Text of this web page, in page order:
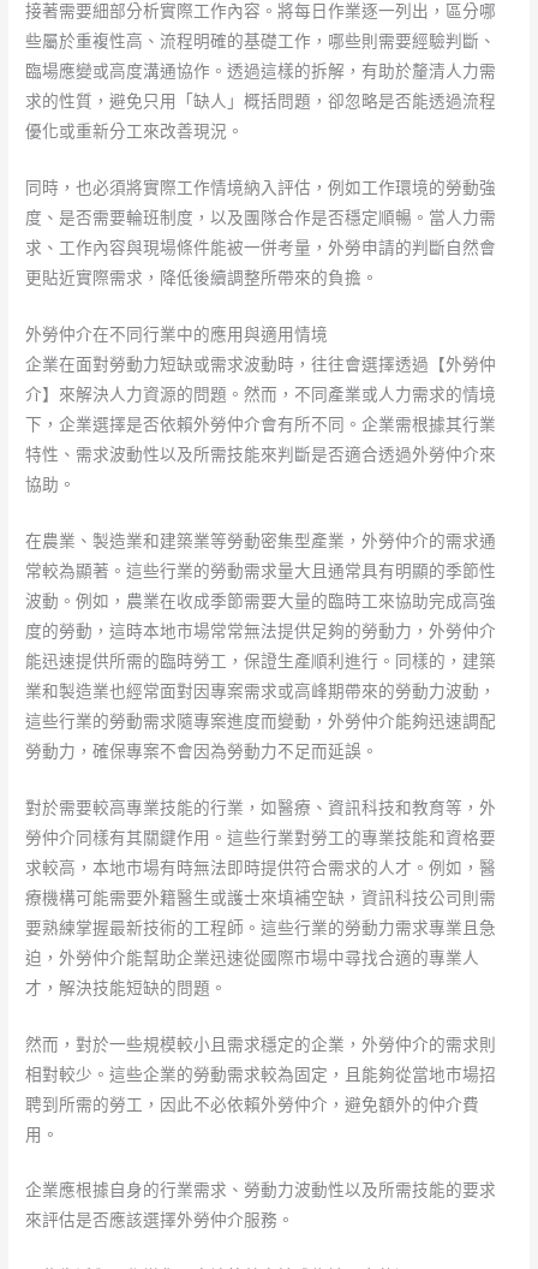
接著需要細部分析實際工作內容。將每日作業逐一列出，區分哪
些屬於重複性高、流程明確的基礎工作，哪些則需要經驗判斷、
臨場應變或高度溝通協作。透過這樣的拆解，有助於釐清人力需
求的性質，避免只用「缺人」概括問題，卻忽略是否能透過流程
優化或重新分工來改善現況。
同時，也必須將實際工作情境納入評估，例如工作環境的勞動強
度、是否需要輪班制度，以及團隊合作是否穩定順暢。當人力需
求、工作內容與現場條件能被一併考量，外勞申請的判斷自然會
更貼近實際需求，降低後續調整所帶來的負擔。
外勞仲介在不同行業中的應用與適用情境
企業在面對勞動力短缺或需求波動時，往往會選擇透過【外勞仲
介】來解決人力資源的問題。然而，不同產業或人力需求的情境
下，企業選擇是否依賴外勞仲介會有所不同。企業需根據其行業
特性、需求波動性以及所需技能來判斷是否適合透過外勞仲介來
協助。
在農業、製造業和建築業等勞動密集型產業，外勞仲介的需求通
常較為顯著。這些行業的勞動需求量大且通常具有明顯的季節性
波動。例如，農業在收成季節需要大量的臨時工來協助完成高強
度的勞動，這時本地市場常常無法提供足夠的勞動力，外勞仲介
能迅速提供所需的臨時勞工，保證生產順利進行。同樣的，建築
業和製造業也經常面對因專案需求或高峰期帶來的勞動力波動，
這些行業的勞動需求隨專案進度而變動，外勞仲介能夠迅速調配
勞動力，確保專案不會因為勞動力不足而延誤。
對於需要較高專業技能的行業，如醫療、資訊科技和教育等，外
勞仲介同樣有其關鍵作用。這些行業對勞工的專業技能和資格要
求較高，本地市場有時無法即時提供符合需求的人才。例如，醫
療機構可能需要外籍醫生或護士來填補空缺，資訊科技公司則需
要熟練掌握最新技術的工程師。這些行業的勞動力需求專業且急
迫，外勞仲介能幫助企業迅速從國際市場中尋找合適的專業人
才，解決技能短缺的問題。
然而，對於一些規模較小且需求穩定的企業，外勞仲介的需求則
相對較少。這些企業的勞動需求較為固定，且能夠從當地市場招
聘到所需的勞工，因此不必依賴外勞仲介，避免額外的仲介費
用。
企業應根據自身的行業需求、勞動力波動性以及所需技能的要求
來評估是否應該選擇外勞仲介服務。